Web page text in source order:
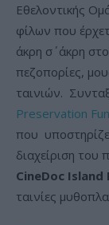
Εθελοντικής
φίλων που
άκρη σ΄ άκρη
πεζοπορίες,
ταινιών.
Preservation
που
διαχείριση
CineDoc Island
ταινίες